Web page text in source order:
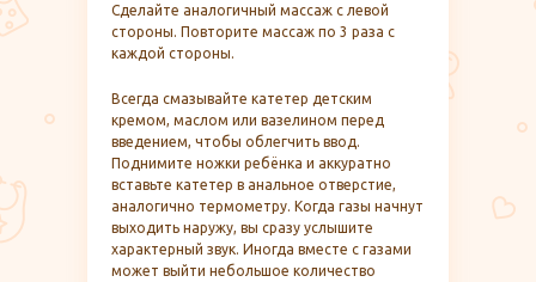
Сделайте аналогичный массаж с левой
стороны. Повторите массаж по 3 раза с
каждой стороны.
Всегда смазывайте катетер детским
кремом, маслом или вазелином перед
введением, чтобы облегчить ввод.
Поднимите ножки ребёнка и аккуратно
вставьте катетер в анальное отверстие,
аналогично термометру. Когда газы начнут
выходить наружу, вы сразу услышите
характерный звук. Иногда вместе с газами
может выйти небольшое количество